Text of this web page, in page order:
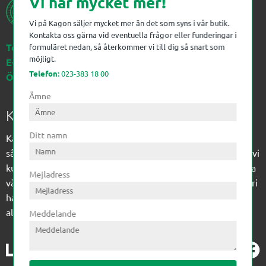
Telefon:023-383 18 00
E-post:kagon@kagon.se
Öppettider:Måndag-Fredag, 07-16
Kagon AB
Kagon har sedan 1972 levererat kompetens till
sågverksindustrin och övrig industri. Till träindustrin tillför vi
kunskap med optimeringslösningar från timmerplanen hela
vägen fram till paketering/emballering och till övrig industri
har vi ett komplement sortiment av teknikprodukter med
allt ifrån slangtillverkning till transmission och lager.
Vi på Kagon säljer mycket mer än det som syns i vår butik.
Kontakta oss gärna vid eventuella frågor eller funderingar i
formuläret nedan, så återkommer vi till dig så snart som
möjligt.
Telefon:023-383 18 00
Ämne
Ditt namn
Mejladress
Meddelande